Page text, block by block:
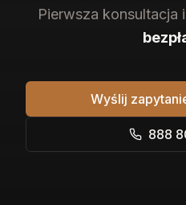
Pierwsza konsultacja
Wyślij
888